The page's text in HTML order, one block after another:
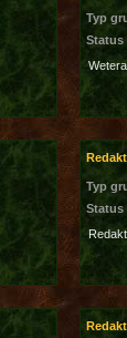
Typ
Status
Typ
Status